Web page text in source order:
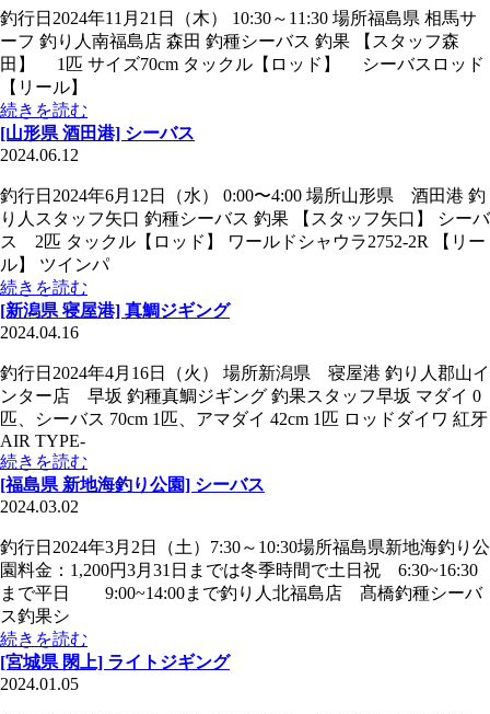
釣行日2024年11月21日（木） 10:30～11:30 場所福島県 相馬サ
ーフ 釣り人南福島店 森田 釣種シーバス 釣果 【スタッフ森
田】 1匹 サイズ70cm タックル【ロッド】 シーバスロッド
【リール】
続きを読む
[山形県 酒田港] シーバス
2024.06.12
釣行日2024年6月12日（水） 0:00〜4:00 場所山形県 酒田港 釣
り人スタッフ矢口 釣種シーバス 釣果 【スタッフ矢口】 シーバ
ス 2匹 タックル【ロッド】 ワールドシャウラ2752-2R 【リー
ル】 ツインパ
続きを読む
[新潟県 寝屋港] 真鯛ジギング
2024.04.16
釣行日2024年4月16日（火） 場所新潟県 寝屋港 釣り人郡山イ
ンター店 早坂 釣種真鯛ジギング 釣果スタッフ早坂 マダイ 0
匹、シーバス 70cm 1匹、アマダイ 42cm 1匹 ロッドダイワ 紅牙
AIR TYPE-
続きを読む
[福島県 新地海釣り公園] シーバス
2024.03.02
釣行日2024年3月2日（土）7:30～10:30場所福島県新地海釣り公
園料金：1,200円3月31日までは冬季時間で土日祝 6:30~16:30
まで平日 9:00~14:00まで釣り人北福島店 髙橋釣種シーバ
ス釣果シ
続きを読む
[宮城県 閖上] ライトジギング
2024.01.05